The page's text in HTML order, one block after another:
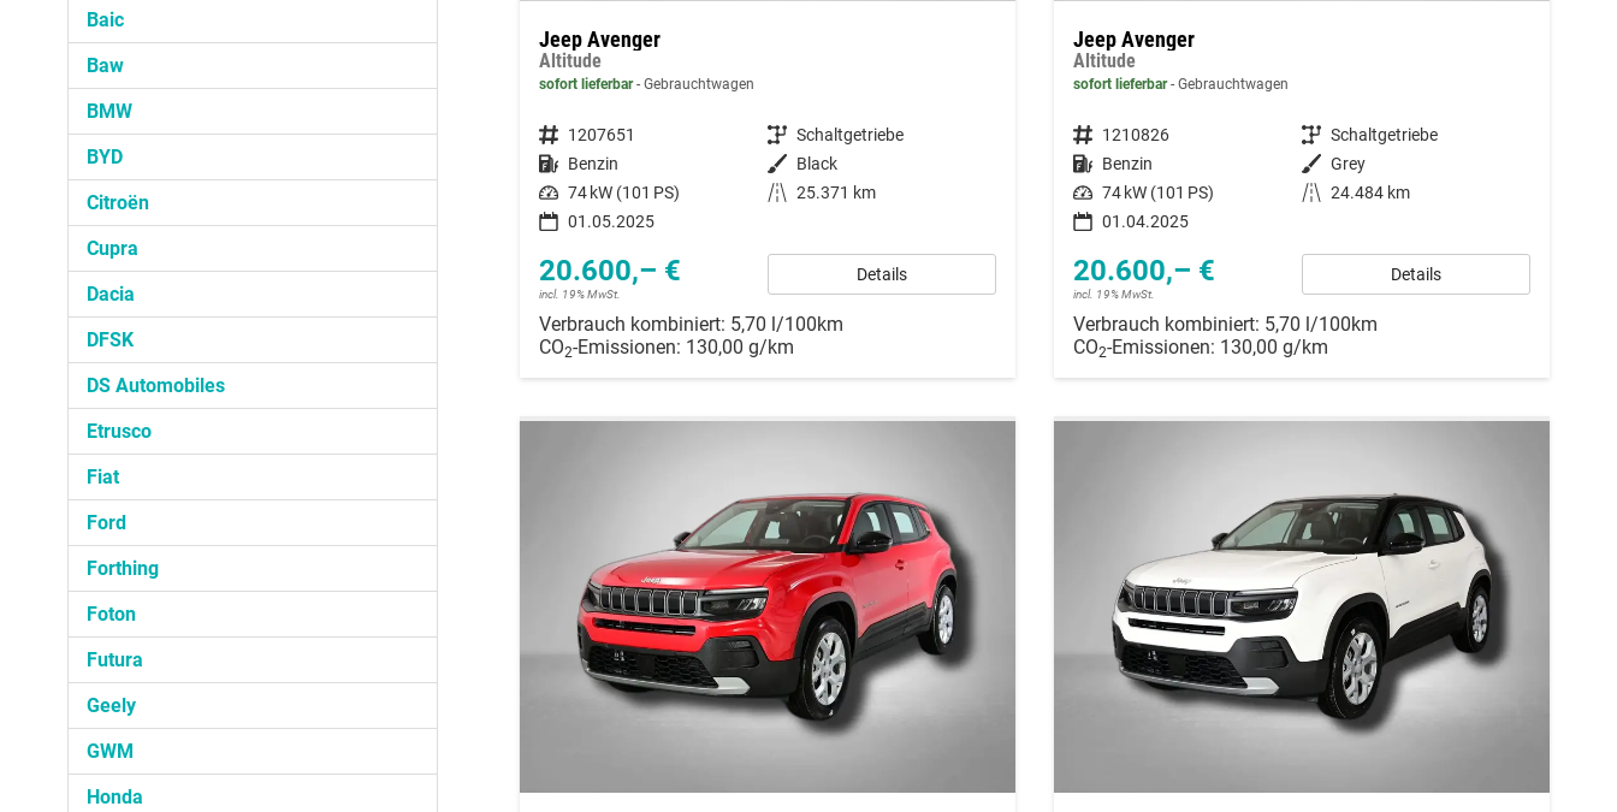
Jeep Avenger
Altitude
sofort lieferbar Gebrauchtwagen
Fahrzeugnummer 1207651 Getriebe Schaltgetriebe
Kraftstoff Benzin Außenfarbe Black
Leistung 74 kW (101 PS) Kilometerstand 25.371 km
01.05.2025
20.600,– €
incl. 19% MwSt.
Details
Verbrauch kombiniert: 5,70 l/100km
CO2-Emissionen: 130,00 g/km
Jeep Avenger
Altitude
sofort lieferbar Gebrauchtwagen
Fahrzeugnummer 1210826 Getriebe Schaltgetriebe
Kraftstoff Benzin Außenfarbe Grey
Leistung 74 kW (101 PS) Kilometerstand 24.484 km
01.04.2025
20.600,– €
incl. 19% MwSt.
Details
Verbrauch kombiniert: 5,70 l/100km
CO2-Emissionen: 130,00 g/km
Baic
Baw
BMW
BYD
Citroën
Cupra
Dacia
DFSK
DS Automobiles
Etrusco
Fiat
Ford
Forthing
Foton
Futura
Geely
GWM
Honda